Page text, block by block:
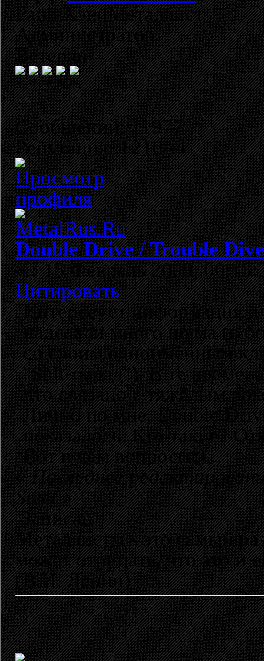
РашнХэвиМеталлист
Администратор
Ветеран
Сообщений: 11977
Репутация: +216/-4
Double Drive / Trouble
«:15 Февраль 2009,
Цитировать
Интересует информация и
наделали много шума (в
со своим одноимённым
"Shit-парад"). В те
что связано с тяжёлым
Лично по мне, Double
показалось. Кто такие?
Вот в чём вопрос(ы)...
«Последнее
Steel»
Записан
Металлисты - это самый
может отрицать, что это и
(В.И. Ленин)